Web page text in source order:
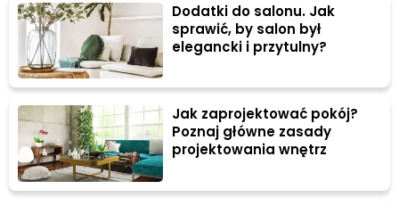
Dodatki do salonu. Jak
sprawić, by salon był
elegancki i przytulny?
Jak zaprojektować pokój?
Poznaj główne zasady
projektowania wnętrz